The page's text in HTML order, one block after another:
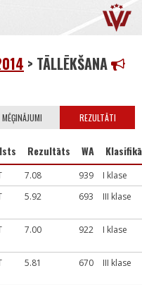
> TĀLLĒKŠANA
MĒĢINĀJUMI REZULTĀTI
Rezultāts WA
7.08 939
I klase
5.92 693 III klase
7.00 922 I klase
5.81 670 III klase